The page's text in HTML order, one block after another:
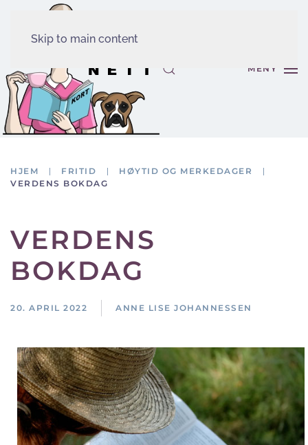
Skip to main content
MENY
HJEM FRITID
HØYTID OG MERKEDAGER
VERDENS BOKDAG
VERDENS
BOKDAG
20. APRIL 2022 ANNE LISE JOHANNESSEN